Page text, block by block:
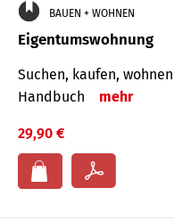
BAUEN + WOHNEN
Eigentumswohnung
Suchen, kaufen,
Handbuch
mehr
29,90 €